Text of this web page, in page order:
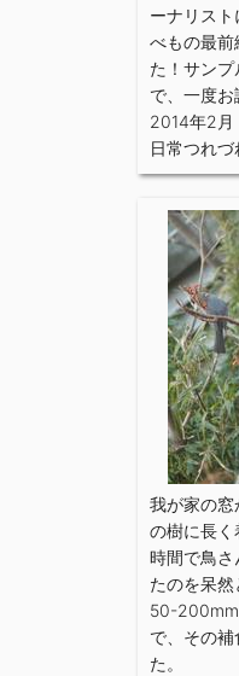
ーナリス
べもの最前
た！サン
で、一度お
2014年2月
日常つれづ
我が家の窓
の樹に長
時間で鳥さ
たのを呆然
50-200mm
で、その
た。